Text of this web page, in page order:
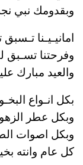
وبقدومك نبي
امانيـيـنا تـسبق
وفرحتنا تسـبق
والعيد مبارك
بكل انـواع
وبكل عطر
وبكل اصوات
كل عام وانته